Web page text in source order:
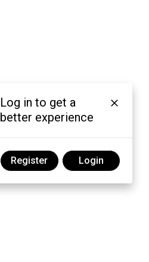
Log in to get a
better experience
Register Login